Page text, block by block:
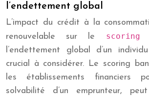
l’endettement global
L’impact du crédit à la
renouvelable sur le
l’endettement global d’un
crucial à considérer. Le scoring
les établissements financiers
solvabilité d’un emprunteur,